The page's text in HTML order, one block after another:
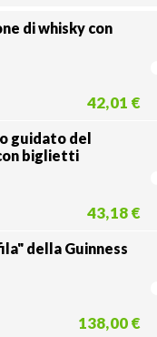
di whisky con
42,01 €
guidato del
biglietti
43,18 €
della Guinness
138,00 €